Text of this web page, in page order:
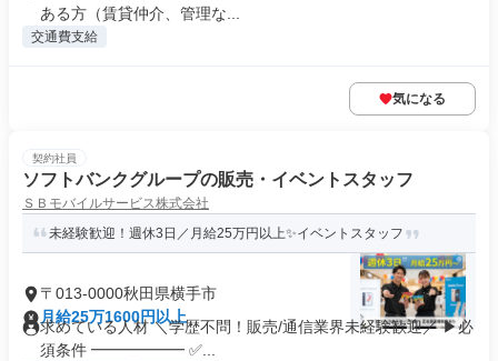
ある方（賃貸仲介、管理な...
交通費支給
気になる
契約社員
ソフトバンクグループの販売・イベントスタッフ
ＳＢモバイルサービス株式会社
未経験歓迎！週休3日／月給25万円以上✨イベントスタッフ
〒013-0000秋田県横手市
月給25万1600円以上
求めている人材 ＼学歴不問！販売/通信業界未経験歓迎／ ▶必
須条件 ━━━━━━ ✅...